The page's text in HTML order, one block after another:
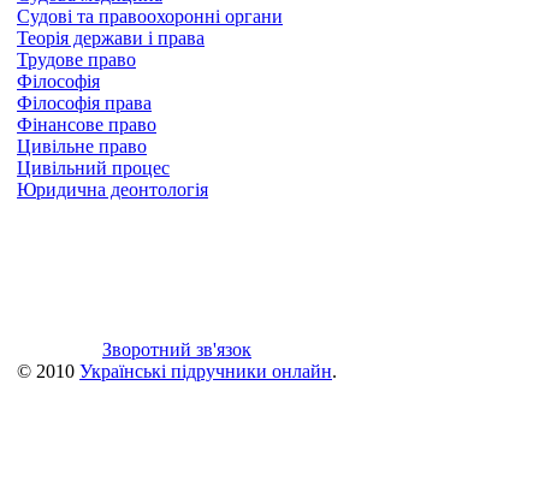
Судові та правоохоронні органи
Теорія держави і права
Трудове право
Філософія
Філософія права
Фінансове право
Цивільне право
Цивільний процес
Юридична деонтологія
Зворотний зв'язок
© 2010 Українські підручники онлайн.